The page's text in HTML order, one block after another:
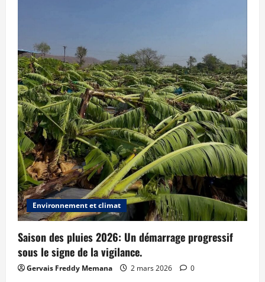
Environnement et climat
Saison des pluies 2026: Un démarrage progressif
sous le signe de la vigilance.
Gervais Freddy Memana 2 mars 2026 0